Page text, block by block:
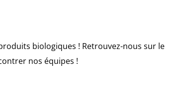
biologiques ! Retrouvez-nous sur le
nos équipes !